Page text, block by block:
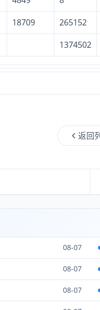
18709
265152
1374502
返回
08-07
08-07
08-07